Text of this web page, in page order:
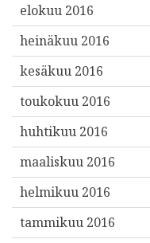
elokuu 2016
heinäkuu 2016
kesäkuu 2016
toukokuu 2016
huhtikuu 2016
maaliskuu 2016
helmikuu 2016
tammikuu 2016